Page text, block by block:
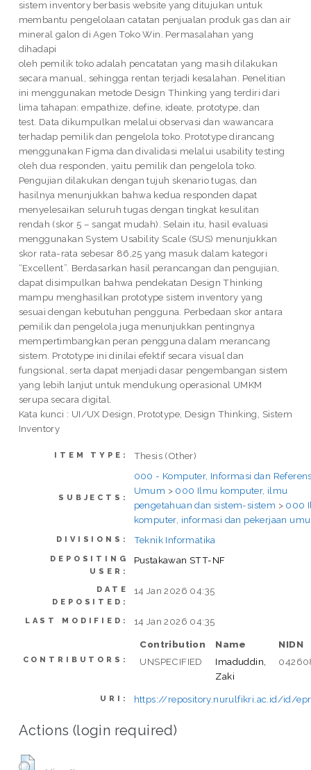
sistem inventory berbasis website yang ditujukan untuk
membantu pengelolaan catatan penjualan produk gas dan air
mineral galon di Agen Toko Win. Permasalahan yang
dihadapi
oleh pemilik toko adalah pencatatan yang masih dilakukan
secara manual, sehingga rentan terjadi kesalahan. Penelitian
ini menggunakan metode Design Thinking yang terdiri dari
lima tahapan: empathize, define, ideate, prototype, dan
test. Data dikumpulkan melalui observasi dan wawancara
terhadap pemilik dan pengelola toko. Prototype dirancang
menggunakan Figma dan divalidasi melalui usability testing
oleh dua responden, yaitu pemilik dan pengelola toko.
Pengujian dilakukan dengan tujuh skenario tugas, dan
hasilnya menunjukkan bahwa kedua responden dapat
menyelesaikan seluruh tugas dengan tingkat kesulitan
rendah (skor 5 – sangat mudah). Selain itu, hasil evaluasi
menggunakan System Usability Scale (SUS) menunjukkan
skor rata-rata sebesar 86,25 yang masuk dalam kategori
“Excellent”. Berdasarkan hasil perancangan dan pengujian,
dapat disimpulkan bahwa pendekatan Design Thinking
mampu menghasilkan prototype sistem inventory yang
sesuai dengan kebutuhan pengguna. Perbedaan skor antara
pemilik dan pengelola juga menunjukkan pentingnya
mempertimbangkan peran pengguna dalam merancang
sistem. Prototype ini dinilai efektif secara visual dan
fungsional, serta dapat menjadi dasar pengembangan sistem
yang lebih lanjut untuk mendukung operasional UMKM
serupa secara digital.
Kata kunci : UI/UX Design, Prototype, Design Thinking, Sistem
Inventory
ITEM TYPE: Thesis (Other)
SUBJECTS:
000 - Komputer, Informasi dan
Umum > 000 Ilmu komputer, ilmu
pengetahuan dan sistem-sistem > 000
komputer, informasi dan pekerjaan
DIVISIONS: Teknik Informatika
DEPOSITING
USER:
Pustakawan STT-NF
DATE
DEPOSITED:
14 Jan 2026 04:35
LAST MODIFIED: 14 Jan 2026 04:35
CONTRIBUTORS:
Contribution Name
NIDN
UNSPECIFIED
Imaduddin,
Zaki
URI: https://repository.nurulfikri.ac.id/id/
Actions (login required)